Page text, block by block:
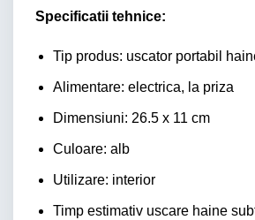
Specificatii tehnice:
Tip produs: uscator portabil
Alimentare: electrica, la priza
Dimensiuni: 26.5 x 11 cm
Culoare: alb
Utilizare: interior
Timp estimativ uscare haine